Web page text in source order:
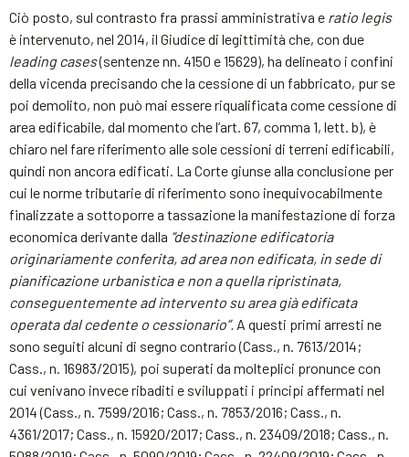
Ciò posto, sul contrasto fra prassi amministrativa e ratio legis
è intervenuto, nel 2014, il Giudice di legittimità che, con due
leading cases(sentenze nn. 4150 e 15629), ha delineato i confini
della vicenda precisando che la cessione di un fabbricato, pur se
poi demolito, non può mai essere riqualificata come cessione di
area edificabile, dal momento che l’art. 67, comma 1, lett. b), è
chiaro nel fare riferimento alle sole cessioni di terreni edificabili,
quindi non ancora edificati. La Corte giunse alla conclusione per
cui le norme tributarie di riferimento sono inequivocabilmente
finalizzate a sottoporre a tassazione la manifestazione di forza
economica derivante dalla “destinazione edificatoria
originariamente conferita, ad area non edificata, in sede di
pianificazione urbanistica e non a quella ripristinata,
conseguentemente ad intervento su area già edificata
operata dal cedente o cessionario”. A questi primi arresti ne
sono seguiti alcuni di segno contrario (Cass., n. 7613/2014;
Cass., n. 16983/2015), poi superati da molteplici pronunce con
cui venivano invece ribaditi e sviluppati i principi affermati nel
2014 (Cass., n. 7599/2016; Cass., n. 7853/2016; Cass., n.
4361/2017; Cass., n. 15920/2017; Cass., n. 23409/2018; Cass., n.